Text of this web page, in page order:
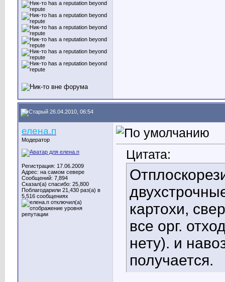
26.04.2010, 06:54
елена.п
Модератор
Регистрация: 17.06.2009
Адрес: на самом севере
Сообщений: 7,894
Сказал(а) спасибо: 25,800
Поблагодарили 21,430 раз(а) в
5,516 сообщениях
Цитата:
картохи,
все орг.
нету). и
получается.